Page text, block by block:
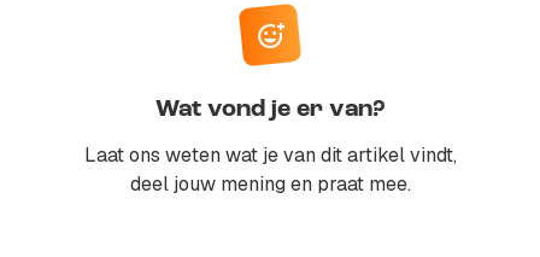
Wat vond je er van?
Laat ons weten wat je van dit artikel vindt,
deel jouw mening en praat mee.